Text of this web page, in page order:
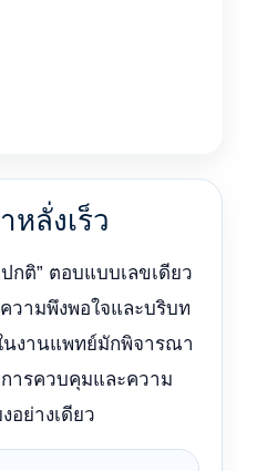
หลั่งเร็ว
กติ” ตอบแบบเลขเดียว
วามพึงพอใจและบริบท
นงานแพทย์มักพิจารณา
ารควบคุมและความ
อย่างเดียว